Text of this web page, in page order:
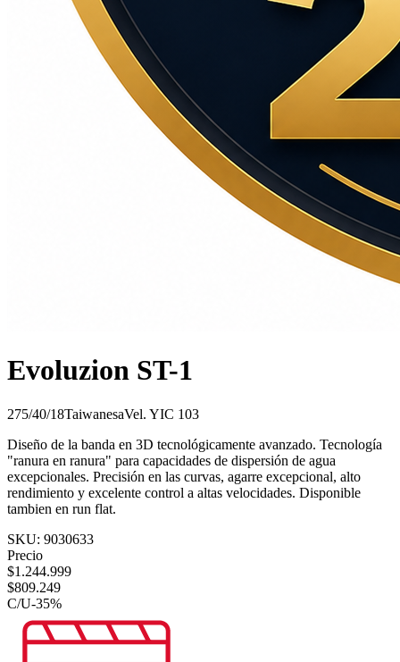
Evoluzion ST-1
275/40/18TaiwanesaVel. YIC 103
Diseño de la banda en 3D tecnológicamente avanzado. Tecnología
"ranura en ranura" para capacidades de dispersión de agua
excepcionales. Precisión en las curvas, agarre excepcional, alto
rendimiento y excelente control a altas velocidades. Disponible
tambien en run flat.
SKU: 9030633
Precio
$1.244.999
$809.249
C/U-35%